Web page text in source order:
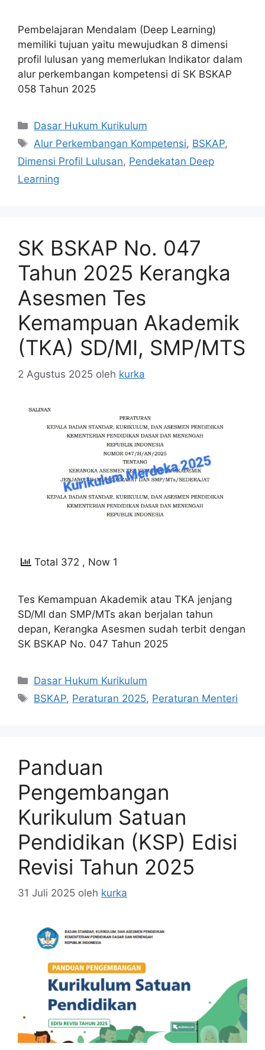
Pembelajaran Mendalam (Deep Learning)
memiliki tujuan yaitu mewujudkan 8 dimensi
profil lulusan yang memerlukan Indikator dalam
alur perkembangan kompetensi di SK BSKAP
058 Tahun 2025
Kategori
Dasar Hukum Kurikulum
Tag
Alur Perkembangan Kompetensi, BSKAP,
Dimensi Profil Lulusan, Pendekatan Deep
Learning
SK BSKAP No. 047
Tahun 2025 Kerangka
Asesmen Tes
Kemampuan Akademik
(TKA) SD/MI, SMP/MTS
2 Agustus 2025 oleh kurka
Total 372 , Now 1
Tes Kemampuan Akademik atau TKA jenjang
SD/MI dan SMP/MTs akan berjalan tahun
depan, Kerangka Asesmen sudah terbit dengan
SK BSKAP No. 047 Tahun 2025
Kategori
Dasar Hukum Kurikulum
Tag
BSKAP, Peraturan 2025, Peraturan Menteri
Panduan
Pengembangan
Kurikulum Satuan
Pendidikan (KSP) Edisi
Revisi Tahun 2025
31 Juli 2025 oleh kurka